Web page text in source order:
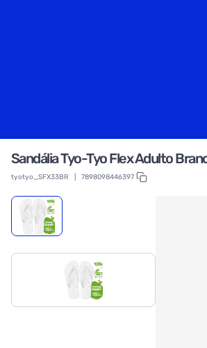
Sandália Tyo-Tyo Flex Adulto
tyotyo_SFX33BR 7898098446397